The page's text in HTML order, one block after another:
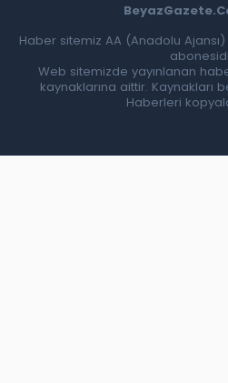
Haber sitemiz AA (Anadolu
Web sitemizde yayınlanan
kaynaklarına aittir. Kaynakları
Haberleri